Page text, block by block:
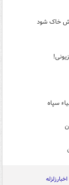
خاک شود
سپاه
اخبارزلزله